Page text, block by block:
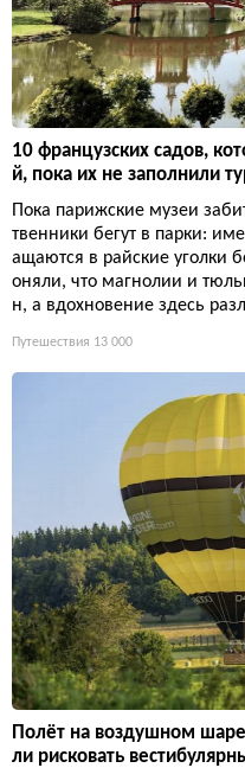
10 французских садов,
й, пока их не заполнили
Пока парижские музеи
твенники бегут в парки:
ащаются в райские уголки
оняли, что магнолии и
н, а вдохновение здесь
Путешествия 13 000
Полёт на воздушном
ли рисковать